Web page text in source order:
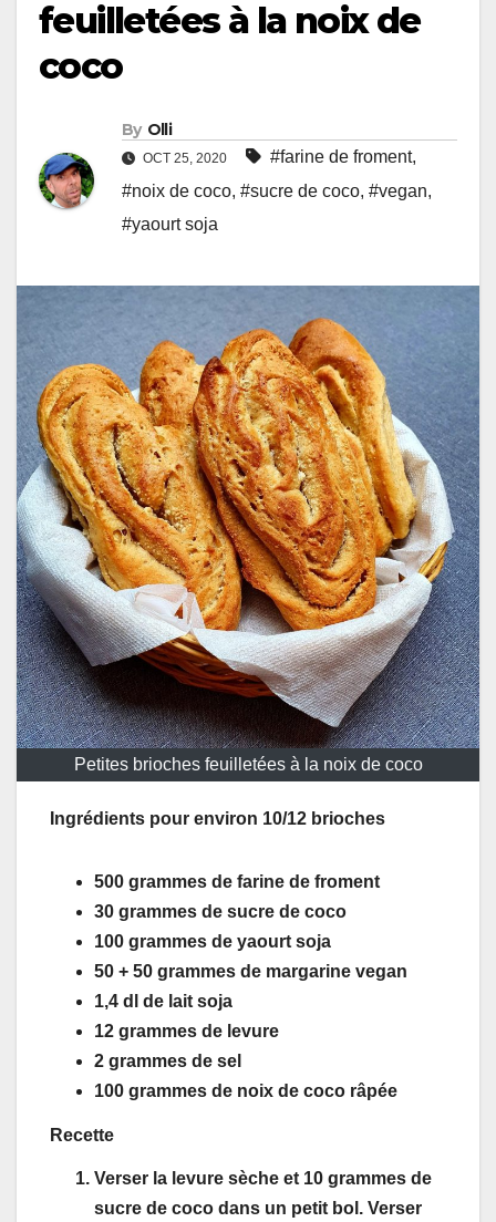
feuilletées à la noix de
coco
By Olli
OCT 25, 2020 #farine de froment,
#noix de coco, #sucre de coco, #vegan,
#yaourt soja
Petites brioches feuilletées à la noix de coco
Ingrédients pour environ 10/12 brioches
500 grammes de farine de froment
30 grammes de sucre de coco
100 grammes de yaourt soja
50 + 50 grammes de margarine vegan
1,4 dl de lait soja
12 grammes de levure
2 grammes de sel
100 grammes de noix de coco râpée
Recette
Verser la levure sèche et 10 grammes de
sucre de coco dans un petit bol. Verser